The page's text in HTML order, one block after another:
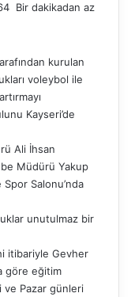
Bir dakikadan az
kurulan
voleybol ile
Kayseri’de
Ali İhsan
Müdürü Yakup
Spor Salonu’nda
unutulmaz bir
itibariyle Gevher
göre eğitim
Pazar günleri